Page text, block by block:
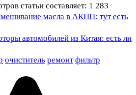
статьи составляет: 1 283
масла в АКПП: тут есть
автомобилей из Китая: есть ли
очиститель ремонт фильтр